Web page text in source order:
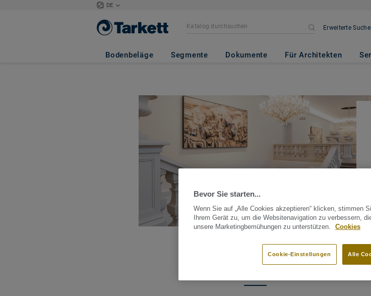
DE
Erweiterte Suche
Bodenbeläge Segmente Dokumente Für Architekten
Bilder-Galerie
Bevor Sie starten...
Wenn Sie auf „Alle Cookies akzeptieren“ klicken, stimmen
Ihrem Gerät zu, um die Websitenavigation zu verbessern,
unsere Marketingbemühungen zu unterstützen.
Cookies
Alle
Cookie-Einstellungen